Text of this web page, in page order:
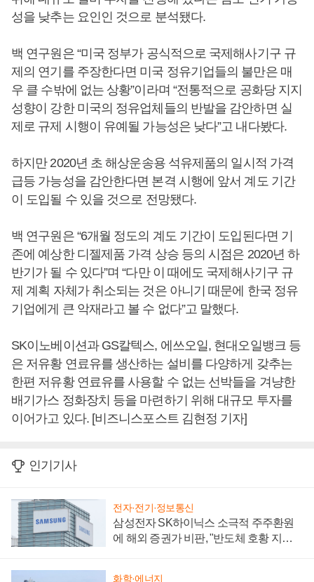
성을 낮추는 요인인 것으로 분석됐다.
백 연구원은 “미국 정부가 공식적으로 국제해사기구 규
제의 연기를 주장한다면 미국 정유기업들의 불만은 매
우 클 수밖에 없는 상황”이라며 “전통적으로 공화당 지지
성향이 강한 미국의 정유업체들의 반발을 감안하면 실
제로 규제 시행이 유예될 가능성은 낮다”고 내다봤다.
하지만 2020년 초 해상운송용 석유제품의 일시적 가격
급등 가능성을 감안한다면 본격 시행에 앞서 계도 기간
이 도입될 수 있을 것으로 전망됐다.
백 연구원은 “6개월 정도의 계도 기간이 도입된다면 기
존에 예상한 디젤제품 가격 상승 등의 시점은 2020년 하
반기가 될 수 있다”며 “다만 이 때에도 국제해사기구 규
제 계획 자체가 취소되는 것은 아니기 때문에 한국 정유
기업에게 큰 악재라고 볼 수 없다”고 말했다.
SK이노베이션과 GS칼텍스, 에쓰오일, 현대오일뱅크 등
은 저유황 연료유를 생산하는 설비를 다양하게 갖추는
한편 저유황 연료유를 사용할 수 없는 선박들을 겨냥한
배기가스 정화장치 등을 마련하기 위해 대규모 투자를
이어가고 있다. [비즈니스포스트 김현정 기자]
인기기사
전자·전기·정보통신
삼성전자 SK하이닉스 소극적 주주환원
에 해외 증권가 비판, "반도체 호황 지속
화학·에너지